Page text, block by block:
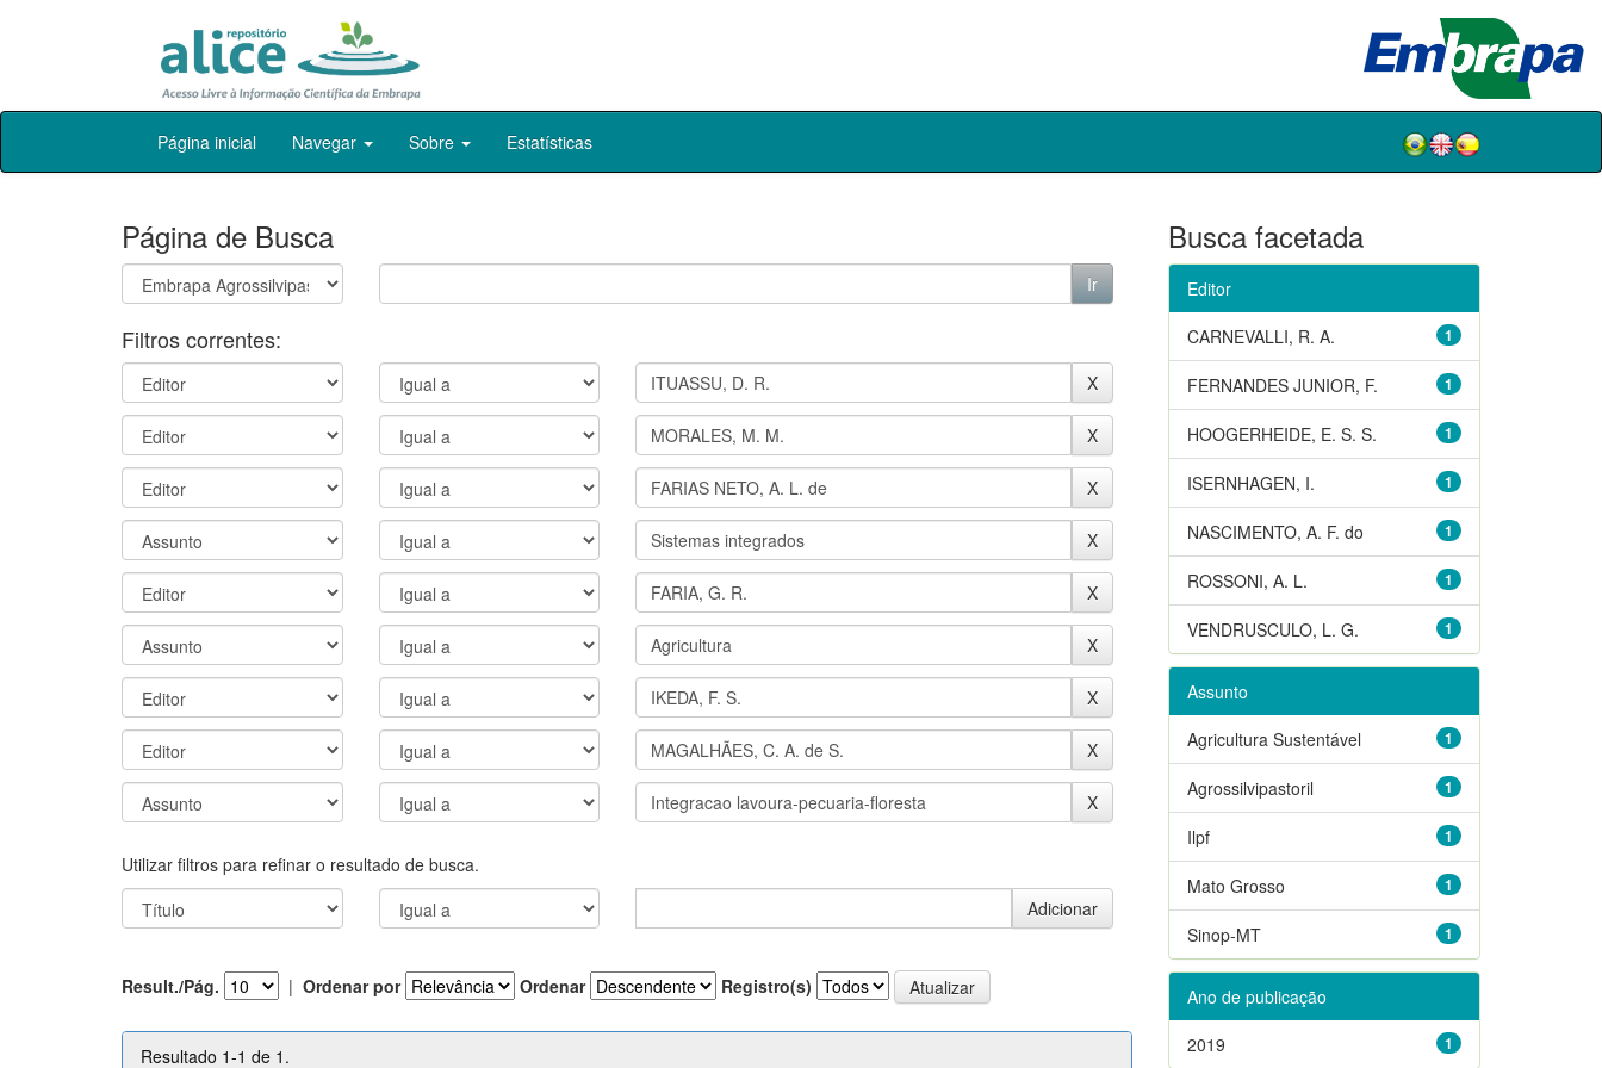
Skip
Página inicial Navegar Sobre Estatísticas
Página de Busca
Filtros correntes:
Utilizar filtros para refinar o resultado de busca.
Result./Pág. | Ordenar por Ordenar Registro(s)
Resultado 1-1 de 1.
Busca facetada
Editor
1
CARNEVALLI, R. A.
1
FERNANDES JUNIOR, F.
1
HOOGERHEIDE, E. S. S.
1
ISERNHAGEN, I.
1
NASCIMENTO, A. F. do
1
ROSSONI, A. L.
1
VENDRUSCULO, L. G.
Assunto
1
Agricultura Sustentável
1
Agrossilvipastoril
1
Ilpf
1
Mato Grosso
1
Sinop-MT
Ano de publicação
1
2019